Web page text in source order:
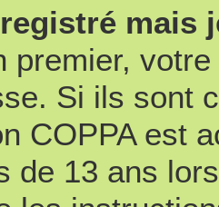
mais
premier,
Si ils sont
COPPA est
de 13 ans